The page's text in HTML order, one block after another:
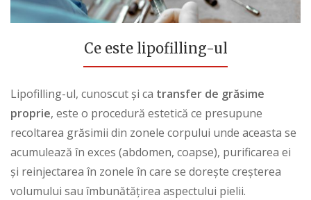
Ce este lipofilling-ul
Lipofilling-ul, cunoscut și ca transfer de grăsime
proprie, este o procedură estetică ce presupune
recoltarea grăsimii din zonele corpului unde aceasta se
acumulează în exces (abdomen, coapse), purificarea ei
și reinjectarea în zonele în care se dorește creșterea
volumului sau îmbunătățirea aspectului pielii.